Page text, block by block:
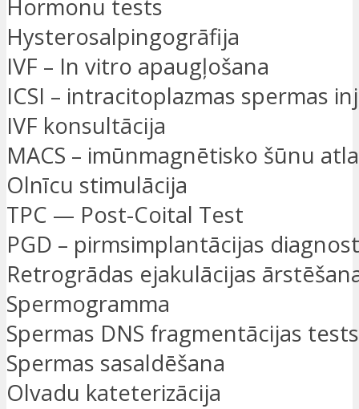
Hormonu tests
Hysterosalpingogrāfija
IVF – In vitro apaugļošana
ICSI – intracitoplazmas spermas
IVF konsultācija
MACS – imūnmagnētisko šūnu
Olnīcu stimulācija
TPC — Post-Coital Test
PGD – pirmsimplantācijas
Retrogrādas ejakulācijas
Spermogramma
Spermas DNS fragmentācijas tests
Spermas sasaldēšana
Olvadu kateterizācija